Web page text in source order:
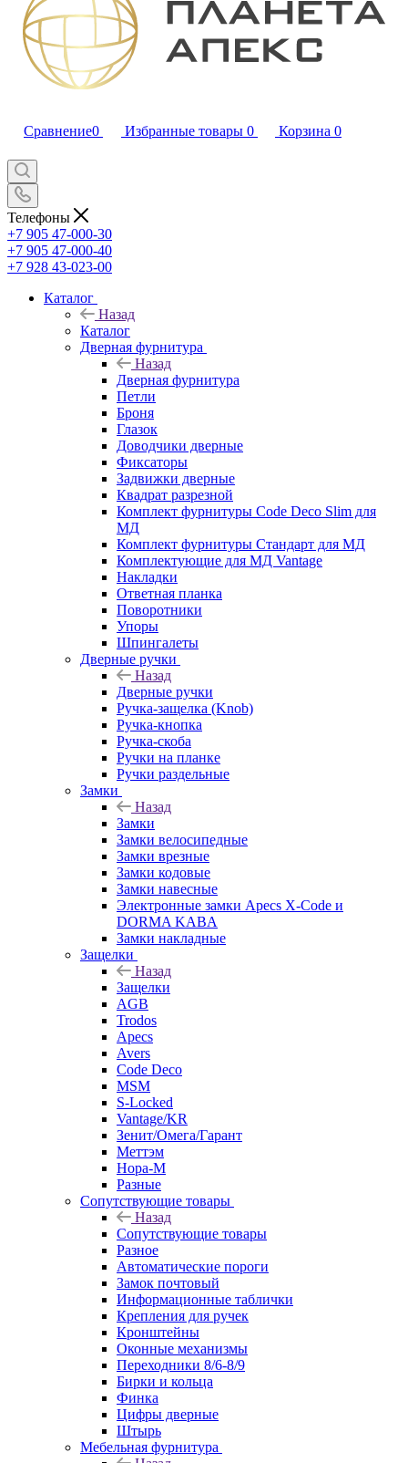
Сравнение0 Избранные товары 0 Корзина 0
Телефоны
+7 905 47-000-30
+7 905 47-000-40
+7 928 43-023-00
Каталог
Назад
Каталог
Дверная фурнитура
Назад
Дверная фурнитура
Петли
Броня
Глазок
Доводчики дверные
Фиксаторы
Задвижки дверные
Квадрат разрезной
Комплект фурнитуры Code Deco Slim для
МД
Комплект фурнитуры Стандарт для МД
Комплектующие для МД Vantage
Накладки
Ответная планка
Поворотники
Упоры
Шпингалеты
Дверные ручки
Назад
Дверные ручки
Ручка-защелка (Knob)
Ручка-кнопка
Ручка-скоба
Ручки на планке
Ручки раздельные
Замки
Назад
Замки
Замки велосипедные
Замки врезные
Замки кодовые
Замки навесные
Электронные замки Apecs X-Code и
DORMA KABA
Замки накладные
Защелки
Назад
Защелки
AGB
Trodos
Apecs
Avers
Code Deco
MSM
S-Locked
Vantage/KR
Зенит/Омега/Гарант
Меттэм
Нора-М
Разные
Сопутствующие товары
Назад
Сопутствующие товары
Разное
Автоматические пороги
Замок почтовый
Информационные таблички
Крепления для ручек
Кронштейны
Оконные механизмы
Переходники 8/6-8/9
Бирки и кольца
Финка
Цифры дверные
Штырь
Мебельная фурнитура